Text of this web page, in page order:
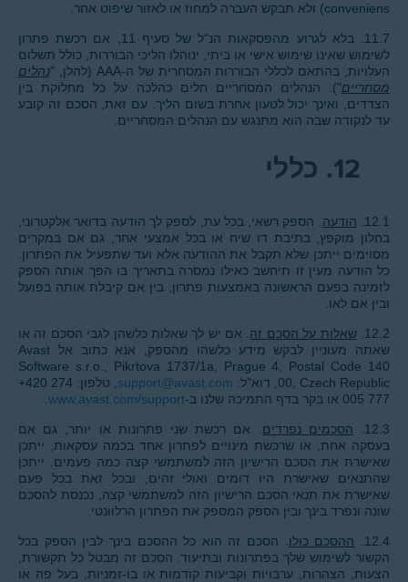
conveniens) ולא תבקש העברה למחוז או לאזור שיפוט אחר.
11.7. בלא לגרוע מהפסקאות הנ"ל של סעיף 11, אם רכשת פתרון
לשימוש שאינו שימוש אישי או ביתי, ינוהלו הליכי הבוררות, כולל תשלום
העלויות, בהתאם לכללי הבוררות המסחרית של ה-AAA (להלן, "
נהלים
מסחריים"). הנהלים המסחריים חלים כהלכה על כל מחלוקת בין
הצדדים, ואינך יכול לטעון אחרת בשום הליך. עם זאת, הסכם זה קובע
עד לנקודה שבה הוא מתנגש עם הנהלים המסחריים.
12. כללי
12.1. הודעה . הספק רשאי, בכל עת, לספק לך הודעה בדואר אלקטרוני,
בחלון מוקפץ, בתיבת דו שיח או בכל אמצעי אחר, גם אם במקרים
מסוימים ייתכן שלא תקבל את ההודעה אלא ועד שתפעיל את הפתרון.
כל הודעה מעין זו תיחשב כאילו נמסרה בתאריך בו הפך אותה הספק
לזמינה בפעם הראשונה באמצעות פתרון, בין אם קיבלת אותה בפועל
ובין אם לאו.
12.2. שאלות על הסכם זה . אם יש לך שאלות כלשהן לגבי הסכם זה או
שאתה מעוניין לבקש מידע כלשהו מהספק, אנא כתוב אל Avast
Software s.r.o., Pikrtova 1737/1a, Prague 4, Postal Code 140
00, Czech Republic, דוא"ל:
support@avast.com
, טלפון: ‎+420 274
005 777 או בקר בדף התמיכה שלנו ב-
www.avast.com/support
12.3. הסכמים נפרדים . אם רכשת שני פתרונות או יותר, גם אם
בעסקה אחת, או שרכשת מינויים לפתרון אחד בכמה עסקאות, ייתכן
שאישרת את הסכם הרישיון הזה למשתמשי קצה כמה פעמים. ייתכן
שהתנאים שאישרת היו דומים ואולי זהים, ובכל זאת בכל פעם
שאישרת את תנאי הסכם הרישיון הזה למשתמשי קצה, נכנסת להסכם
שונה ונפרד בינך ובין הספק המספק את הפתרון הרלוונטי.
12.4. ההסכם כולו . הסכם זה הוא כל ההסכם בינך לבין הספק בכל
הקשור לשימוש שלך בפתרונות ובתיעוד. הסכם זה מבטל כל תקשורת,
הצעות, הצהרות, ערבויות וקביעות קודמות או בו-זמניות, בעל פה או